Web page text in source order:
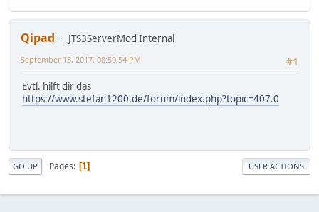
Qipad
JTS3ServerMod Internal
#1
September 13, 2017, 08:50:54 PM
Evtl. hilft dir das
https://www.stefan1200.de/forum/index.php?topic=407.0
GO UP Pages 1 USER ACTIONS